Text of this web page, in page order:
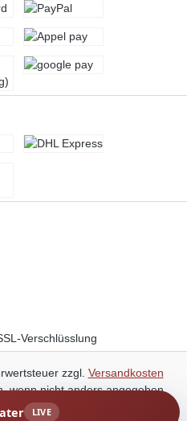
Verschlüsslung
zzgl. Versandkosten
wenn nicht anders angegeben.
LIVE